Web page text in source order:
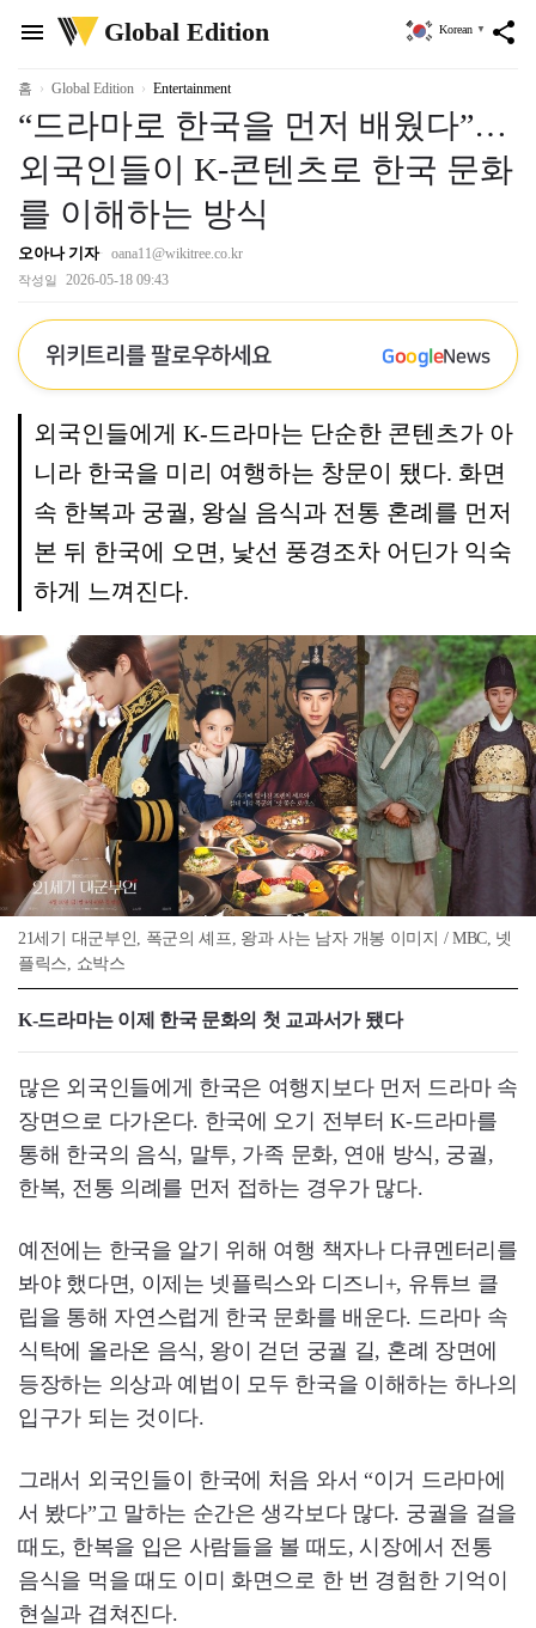
menu
위
키
리
Global Edition share
Korean ▼
홈 Global Edition Entertainment
“드라마로 한국을 먼저 배웠다”…
외국인들이 K-콘텐츠로 한국 문화
를 이해하는 방식
오아나 기자 oana11@wikitree.co.kr
작성일 2026-05-18 09:43
위키트리를 팔로우하세요 GoogleNews
외국인들에게 K-드라마는 단순한 콘텐츠가 아
니라 한국을 미리 여행하는 창문이 됐다. 화면
속 한복과 궁궐, 왕실 음식과 전통 혼례를 먼저
본 뒤 한국에 오면, 낯선 풍경조차 어딘가 익숙
하게 느껴진다.
21세기 대군부인, 폭군의 셰프, 왕과 사는 남자 개봉 이미지 / MBC, 넷
플릭스, 쇼박스
K-드라마는 이제 한국 문화의 첫 교과서가 됐다
많은 외국인들에게 한국은 여행지보다 먼저 드라마 속
장면으로 다가온다. 한국에 오기 전부터 K-드라마를
통해 한국의 음식, 말투, 가족 문화, 연애 방식, 궁궐,
한복, 전통 의례를 먼저 접하는 경우가 많다.
예전에는 한국을 알기 위해 여행 책자나 다큐멘터리를
봐야 했다면, 이제는 넷플릭스와 디즈니+, 유튜브 클
립을 통해 자연스럽게 한국 문화를 배운다. 드라마 속
식탁에 올라온 음식, 왕이 걷던 궁궐 길, 혼례 장면에
등장하는 의상과 예법이 모두 한국을 이해하는 하나의
입구가 되는 것이다.
그래서 외국인들이 한국에 처음 와서 “이거 드라마에
서 봤다”고 말하는 순간은 생각보다 많다. 궁궐을 걸을
때도, 한복을 입은 사람들을 볼 때도, 시장에서 전통
음식을 먹을 때도 이미 화면으로 한 번 경험한 기억이
현실과 겹쳐진다.